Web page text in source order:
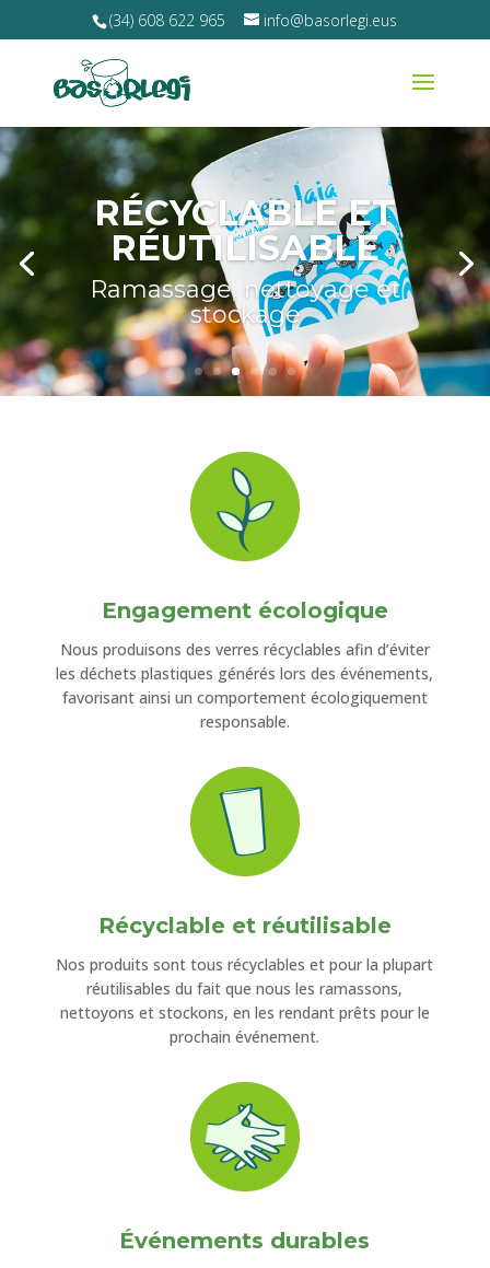
(34) 608 622 965 info@basorlegi.eus
RÉCYCLABLE ET
RÉUTILISABLE
Ramassage, nettoyage et
stockage
Engagement écologique
Nous produisons des verres récyclables afin d’éviter
les déchets plastiques générés lors des événements,
favorisant ainsi un comportement écologiquement
responsable.
Récyclable etréutilisable
Nos produits sont tous récyclables et pour la plupart
réutilisables du fait que nous les ramassons,
nettoyons et stockons, en les rendant prêts pour le
prochain événement.
Événements durables